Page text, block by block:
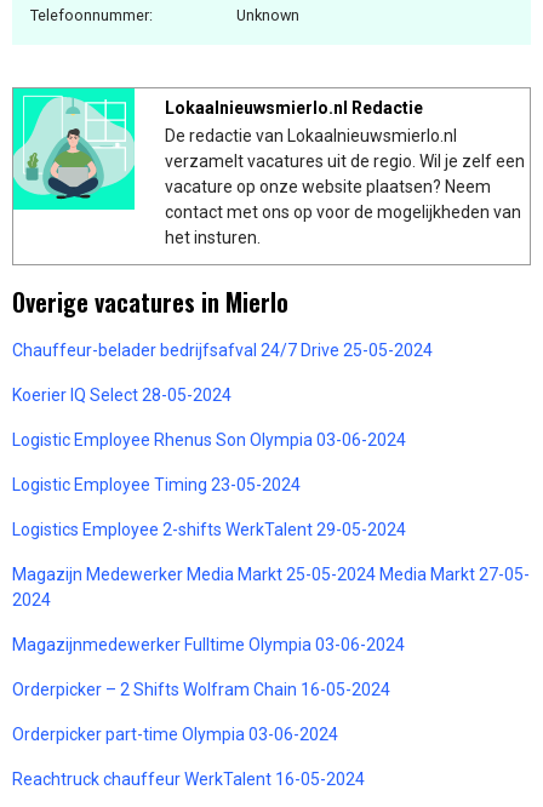
Telefoonnummer: Unknown
Lokaalnieuwsmierlo.nl Redactie
De redactie van Lokaalnieuwsmierlo.nl
verzamelt vacatures uit de regio. Wil je zelf een
vacature op onze website plaatsen? Neem
contact met ons op voor de mogelijkheden van
het insturen.
Overige vacatures in Mierlo
Chauffeur-belader bedrijfsafval 24/7 Drive 25-05-2024
Koerier IQ Select 28-05-2024
Logistic Employee Rhenus Son Olympia 03-06-2024
Logistic Employee Timing 23-05-2024
Logistics Employee 2-shifts WerkTalent 29-05-2024
Magazijn Medewerker Media Markt 25-05-2024 Media Markt 27-05-
2024
Magazijnmedewerker Fulltime Olympia 03-06-2024
Orderpicker – 2 Shifts Wolfram Chain 16-05-2024
Orderpicker part-time Olympia 03-06-2024
Reachtruck chauffeur WerkTalent 16-05-2024